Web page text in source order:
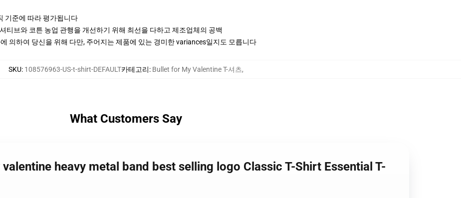
기준에 따라 평가됩니다
티브와 코튼 농업 관행을 개선하기 위해 최선을 다하고 제조업체의 공백
의하여 당신을 위해 다만, 주어지는 제품에 있는 경미한 variances일지도 모릅니다
SKU: 108576963-US-t-shirt-DEFAULT카테고리: Bullet for My Valentine T-셔츠,
What Customers Say
heavy metal band best selling logo Classic T-Shirt Essential T-